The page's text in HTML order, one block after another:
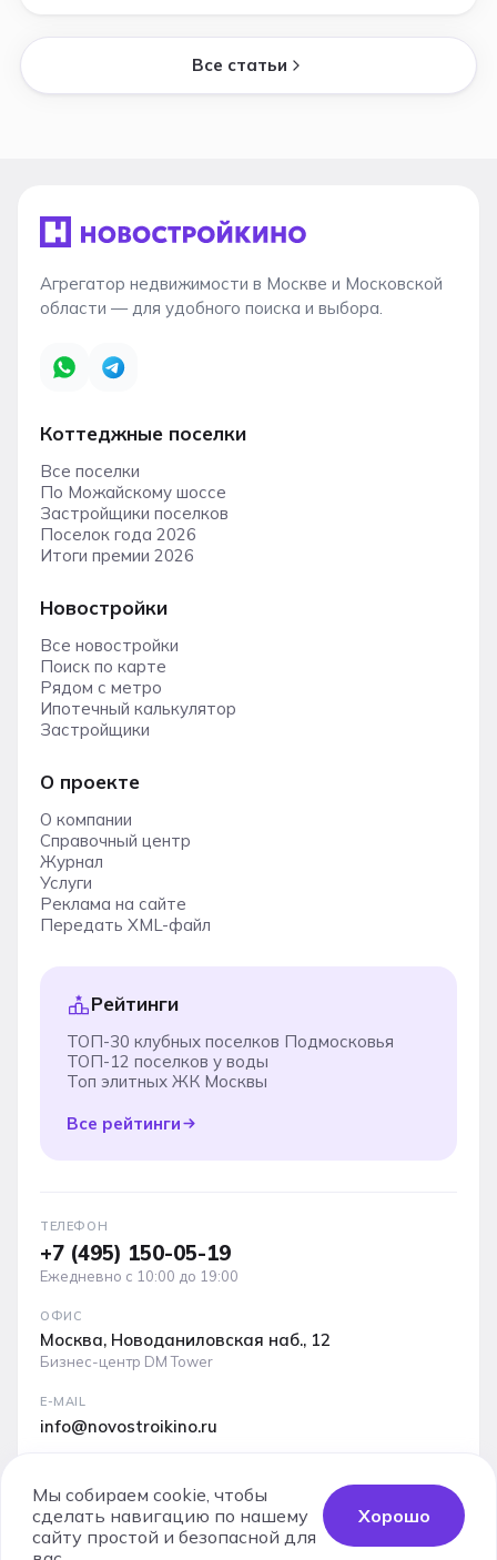
Все статьи
Агрегатор недвижимости в Москве и Московской
области — для удобного поиска и выбора.
Коттеджные поселки
Все поселки
По Можайскому шоссе
Застройщики поселков
Поселок года 2026
Итоги премии 2026
Новостройки
Все новостройки
Поиск по карте
Рядом с метро
Ипотечный калькулятор
Застройщики
О проекте
О компании
Справочный центр
Журнал
Услуги
Реклама на сайте
Передать XML-файл
Рейтинги
ТОП-30 клубных поселков Подмосковья
ТОП-12 поселков у воды
Топ элитных ЖК Москвы
Все рейтинги
ТЕЛЕФОН
+7 (495) 150-05-19
Ежедневно с 10:00 до 19:00
ОФИС
Москва, Новоданиловская наб., 12
Бизнес-центр DM Tower
E-MAIL
info@novostroikino.ru
аудитория
Скачать PDF
Мы собираем cookie, чтобы
сделать навигацию по нашему
сайту простой и безопасной для
Хорошо